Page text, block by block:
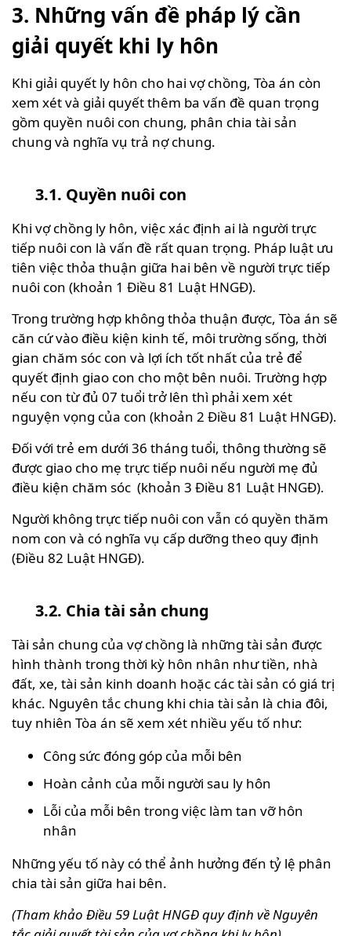
3. Những vấn đề pháp lý cần
giải quyết khi ly hôn
Khi giải quyết ly hôn cho hai vợ chồng, Tòa án còn
xem xét và giải quyết thêm ba vấn đề quan trọng
gồm quyền nuôi con chung, phân chia tài sản
chung và nghĩa vụ trả nợ chung.
3.1. Quyền nuôi con
Khi vợ chồng ly hôn, việc xác định ai là người trực
tiếp nuôi con là vấn đề rất quan trọng. Pháp luật ưu
tiên việc thỏa thuận giữa hai bên về người trực tiếp
nuôi con (khoản 1 Điều 81 Luật HNGĐ).
Trong trường hợp không thỏa thuận được, Tòa án sẽ
căn cứ vào điều kiện kinh tế, môi trường sống, thời
gian chăm sóc con và lợi ích tốt nhất của trẻ để
quyết định giao con cho một bên nuôi. Trường hợp
nếu con từ đủ 07 tuổi trở lên thì phải xem xét
nguyện vọng của con (khoản 2 Điều 81 Luật HNGĐ).
Đối với trẻ em dưới 36 tháng tuổi, thông thường sẽ
được giao cho mẹ trực tiếp nuôi nếu người mẹ đủ
điều kiện chăm sóc (khoản 3 Điều 81 Luật HNGĐ).
Người không trực tiếp nuôi con vẫn có quyền thăm
nom con và có nghĩa vụ cấp dưỡng theo quy định
(Điều 82 Luật HNGĐ).
3.2. Chia tài sản chung
Tài sản chung của vợ chồng là những tài sản được
hình thành trong thời kỳ hôn nhân như tiền, nhà
đất, xe, tài sản kinh doanh hoặc các tài sản có giá trị
khác. Nguyên tắc chung khi chia tài sản là chia đôi,
tuy nhiên Tòa án sẽ xem xét nhiều yếu tố như:
Công sức đóng góp của mỗi bên
Hoàn cảnh của mỗi người sau ly hôn
Lỗi của mỗi bên trong việc làm tan vỡ hôn
nhân
Những yếu tố này có thể ảnh hưởng đến tỷ lệ phân
chia tài sản giữa hai bên.
(Tham khảo Điều 59 Luật HNGĐ quy định về Nguyên